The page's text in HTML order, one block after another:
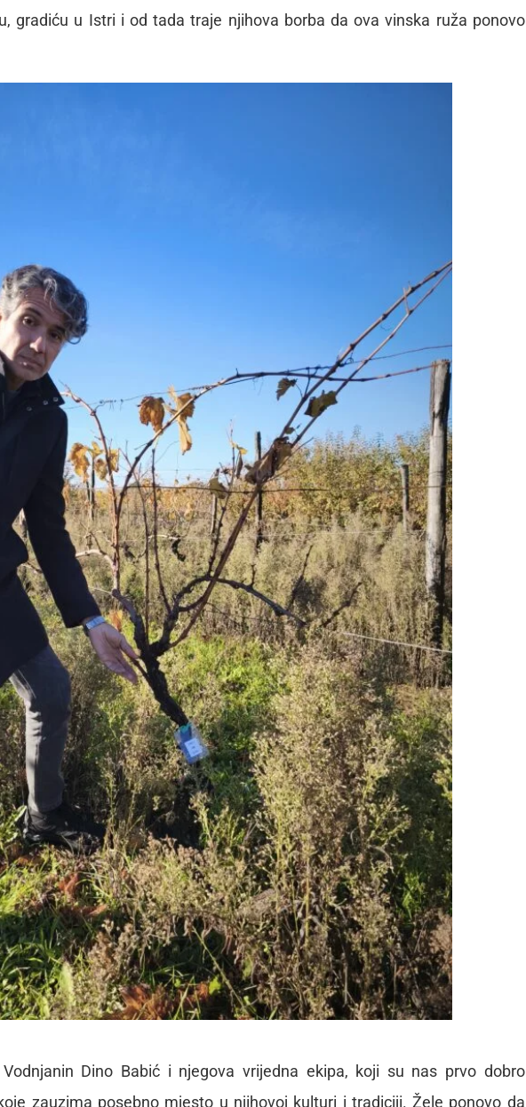
gradiću u Istri i od tada traje njihova borba da ova vinska ruža ponovo
Dino Babić i njegova vrijedna ekipa, koji su nas prvo dobro
zauzima posebno mjesto u njihovoj kulturi i tradiciji. Žele ponovo da